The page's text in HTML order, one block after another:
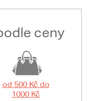
ceny
od 500 Kč do
1000 Kč